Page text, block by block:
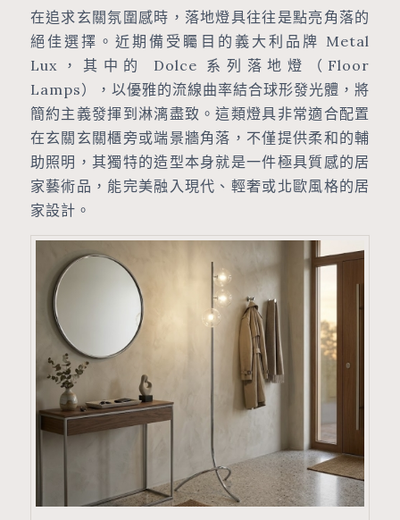
在追求玄關氛圍感時，落地燈具往往是點亮角落的
絕佳選擇。近期備受矚目的義大利品牌 Metal
Lux，其中的 Dolce 系列落地燈（Floor
Lamps），以優雅的流線曲率結合球形發光體，將
簡約主義發揮到淋漓盡致。這類燈具非常適合配置
在玄關玄關櫃旁或端景牆角落，不僅提供柔和的輔
助照明，其獨特的造型本身就是一件極具質感的居
家藝術品，能完美融入現代、輕奢或北歐風格的居
家設計。